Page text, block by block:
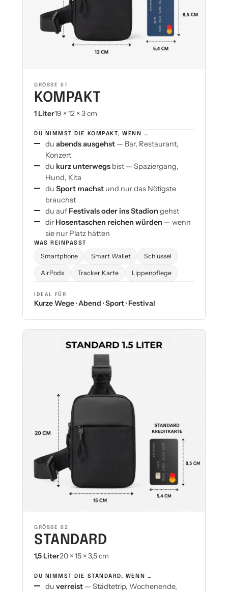
GRÖSSE 01
KOMPAKT
1 Liter·19 × 12 × 3 cm
DU NIMMST DIE KOMPAKT, WENN …
du abends ausgehst — Bar, Restaurant,
Konzert
du kurz unterwegs bist — Spaziergang,
Hund, Kita
du Sport machst und nur das Nötigste
brauchst
du auf Festivals oder ins Stadion gehst
dir Hosentaschen reichen würden — wenn
sie nur Platz hätten
WAS REINPASST
Smartphone Smart Wallet Schlüssel
AirPods Tracker Karte Lippenpflege
IDEAL FÜR
Kurze Wege · Abend · Sport · Festival
GRÖSSE 02
STANDARD
1,5 Liter·20 × 15 × 3,5 cm
DU NIMMST DIE STANDARD, WENN …
du verreist — Städtetrip, Wochenende,